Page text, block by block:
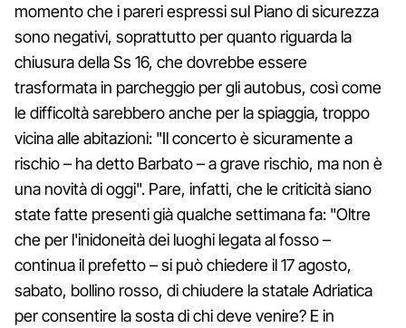
momento che i pareri espressi sul Piano di sicurezza
sono negativi, soprattutto per quanto riguarda la
chiusura della Ss 16, che dovrebbe essere
trasformata in parcheggio per gli autobus, così come
le difficoltà sarebbero anche per la spiaggia, troppo
vicina alle abitazioni: "Il concerto è sicuramente a
rischio – ha detto Barbato – a grave rischio, ma non è
una novità di oggi". Pare, infatti, che le criticità siano
state fatte presenti già qualche settimana fa: "Oltre
che per l'inidoneità dei luoghi legata al fosso –
continua il prefetto – si può chiedere il 17 agosto,
sabato, bollino rosso, di chiudere la statale Adriatica
per consentire la sosta di chi deve venire? E in